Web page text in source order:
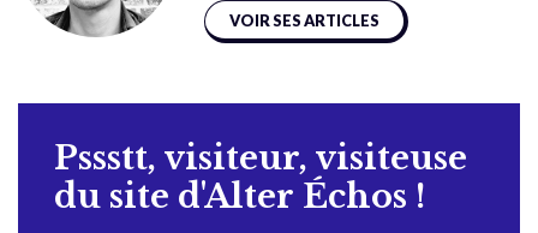
VOIR SES ARTICLES
Pssstt, visiteur, visiteuse
du site d'Alter Échos !